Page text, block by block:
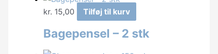
kr. 15,00 Tilføj til kurv
Bagepensel – 2 stk